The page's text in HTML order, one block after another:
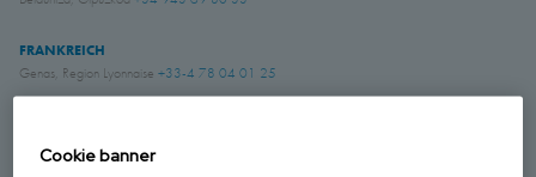
FRANKREICH
Genas, Region Lyonnaise +33-4 78 04 01 25
Schwerte, NRW
Cookie banner